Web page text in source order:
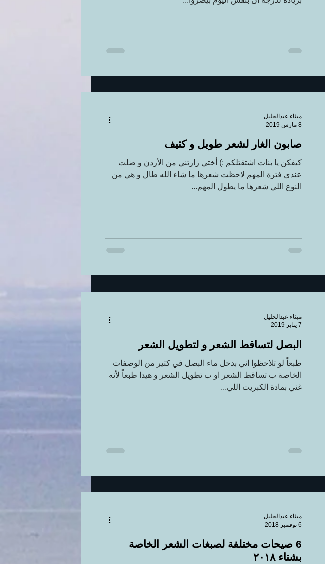
ميثاء عبدالجليل
8 مارس 2019
صابون الغار لشعر طويل و كثيف
كيفكن يا بنات اشتقتلكم :) أختي زارتني من الأردن و ضلت
عندي فترة المهم لاحظت شعرها ما شاء الله طال و هي من
النوع اللي شعرها ما يطول المهم...
ميثاء عبدالجليل
7 يناير 2019
البصل لتساقط الشعر و لتطويل الشعر
طبعاً لو تلاحظوا اني بدخل ماء البصل في كثير من الوصفات
الخاصة ب تساقط الشعر او ب تطويل الشعر و هيدا طبعاً لأنه
غني بمادة الكبريت اللي...
ميثاء عبدالجليل
6 نوفمبر 2018
6 صيحات مختلفة لصبغات الشعر الخاصة
بشتاء ٢٠١٨